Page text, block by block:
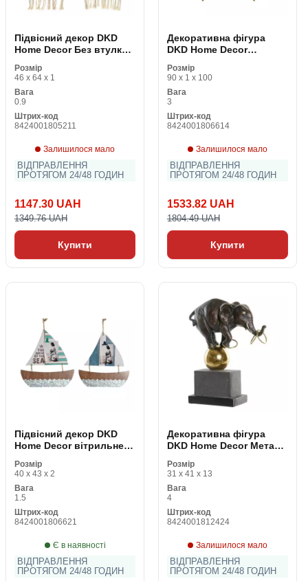
Підвісний декор DKD
Home Decor Без втулки
геометричний Boho 46 x
Розмір
46 x 64 x 1
Вага
0.9
Штрих-код
8424001805211
Залишилося мало
ВІДПРАВЛЕННЯ
ПРОТЯГОМ 24/48 ГОДИН
1147.30 UAH
1349.76 UAH
Купити
Декоративна фігура
DKD Home Decor
Різнобарвний Пляж
Середземномор'я 54,5 x
2,5 x 90 cm (2 штук)
Розмір
90 x 1 x 100
Вага
3
Штрих-код
8424001806614
Залишилося мало
ВІДПРАВЛЕННЯ
ПРОТЯГОМ 24/48 ГОДИН
1533.82 UAH
1804.49 UAH
Купити
Підвісний декор DKD
Home Decor вітрильне
Різнобарвний
x 43 cm (2 штук)
Розмір
40 x 43 x 2
Вага
1.5
Штрих-код
8424001806621
Є в наявності
ВІДПРАВЛЕННЯ
ПРОТЯГОМ 24/48 ГОДИН
Декоративна фігура
DKD Home Decor Метал
cm)
Розмір
31 x 41 x 13
Вага
4
Штрих-код
8424001812424
Залишилося мало
ВІДПРАВЛЕННЯ
ПРОТЯГОМ 24/48 ГОДИН